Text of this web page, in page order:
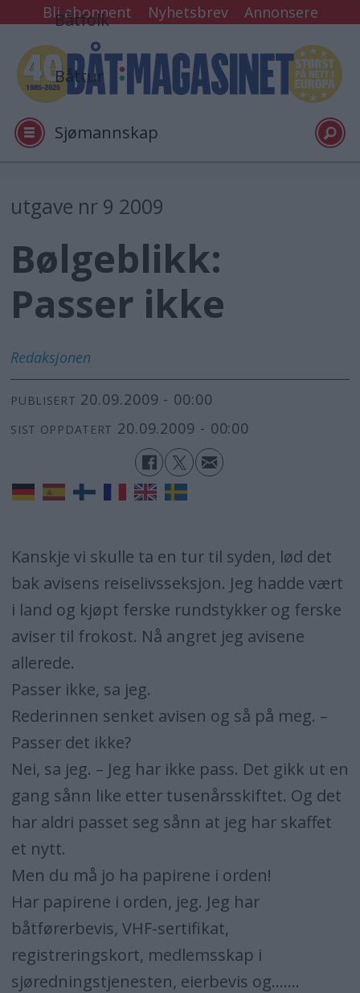
Bli abonnent Nyhetsbrev Annonsere
Båtfolk
Båttur
Sjømannskap
Arkiv
Video
utgave nr 9 2009
Bølgeblikk:
Passer ikke
Redaksjonen
PUBLISERT 20.09.2009 - 00:00
SIST OPPDATERT 20.09.2009 - 00:00
Kanskje vi skulle ta en tur til syden, lød det
bak avisens reiselivsseksjon. Jeg hadde vært
i land og kjøpt ferske rundstykker og ferske
aviser til frokost. Nå angret jeg avisene
allerede.
Passer ikke, sa jeg.
Rederinnen senket avisen og så på meg. –
Passer det ikke?
Nei, sa jeg. – Jeg har ikke pass. Det gikk ut en
gang sånn like etter tusenårsskiftet. Og det
har aldri passet seg sånn at jeg har skaffet
et nytt.
Men du må jo ha papirene i orden!
Har papirene i orden, jeg. Jeg har
båtførerbevis, VHF-sertifikat,
registreringskort, medlemsskap i
sjøredningstjenesten, eierbevis og.......